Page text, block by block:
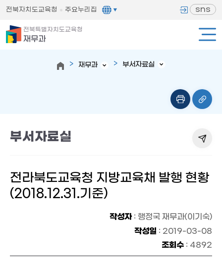
전북자치도교육청 주요누리집 sns
전북특별자치도교육청
재무과
재무과 부서자료실
부서자료실
전라북도교육청 지방교육채 발행 현황
(2018.12.31.기준)
작성자: 행정국 재무과(이기숙)
작성일 : 2019-03-08
조회수 : 4892